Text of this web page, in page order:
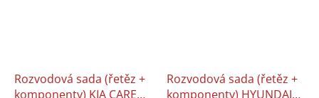
Rozvodová sada (řetěz +
komponenty) KIA CARENS
Rozvodová sada (řetěz +
komponenty) HYUNDAI